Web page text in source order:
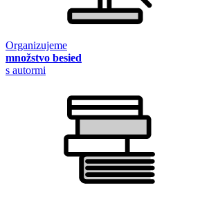
Organizujeme
množstvo besied
s autormi